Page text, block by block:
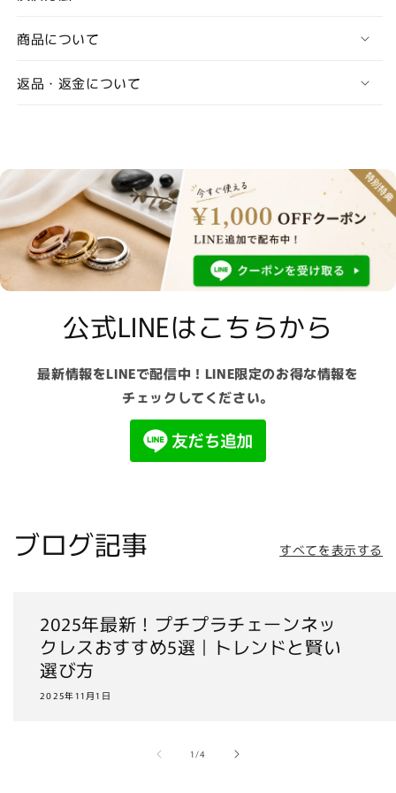
商品について
返品・返金について
公式LINEはこちらから
最新情報をLINEで配信中！LINE限定のお得な情報を
チェックしてください。
ブログ記事 すべてを表示する
2025年最新！プチプラチェーンネッ
クレスおすすめ5選｜トレンドと賢い
選び方
2025年11月1日
1/の
4